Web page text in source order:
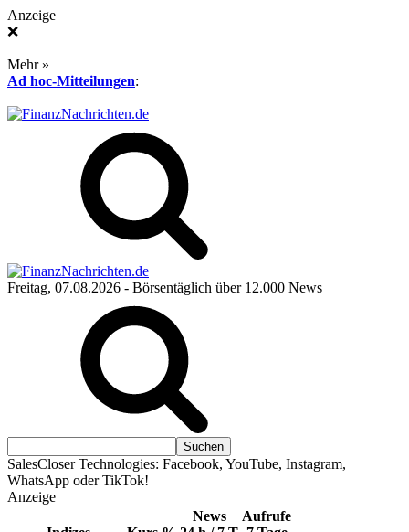
Anzeige
❌
Mehr »
Ad hoc-Mitteilungen:
Freitag, 07.08.2026 - Börsentäglich über 12.000 News
SalesCloser Technologies: Facebook, YouTube, Instagram,
WhatsApp oder TikTok!
Anzeige
News
Aufrufe